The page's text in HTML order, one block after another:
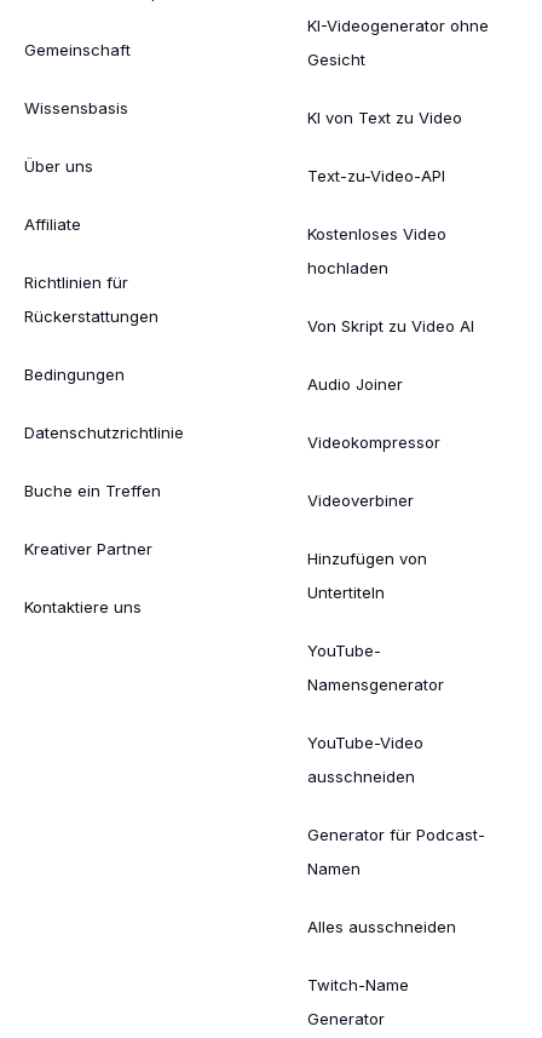
Gemeinschaft
Wissensbasis
Über uns
Affiliate
Richtlinien für
Rückerstattungen
Bedingungen
Datenschutzrichtlinie
Buche ein Treffen
Kreativer Partner
Kontaktiere uns
KI-Videogenerator ohne
Gesicht
KI von Text zu Video
Text-zu-Video-API
Kostenloses Video
hochladen
Von Skript zu Video AI
Audio Joiner
Videokompressor
Videoverbiner
Hinzufügen von
Untertiteln
YouTube-
Namensgenerator
YouTube-Video
ausschneiden
Generator für Podcast-
Namen
Alles ausschneiden
Twitch-Name
Generator